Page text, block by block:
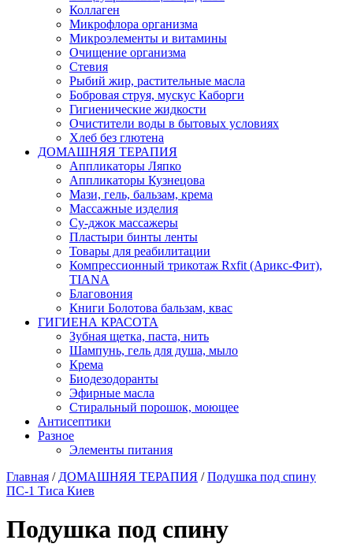
Коллаген
Микрофлора организма
Микроэлементы и витамины
Очищение организма
Стевия
Рыбий жир, растительные масла
Бобровая струя, мускус Каборги
Гигиенические жидкости
Очистители воды в бытовых условиях
Хлеб без глютена
ДОМАШНЯЯ ТЕРАПИЯ
Аппликаторы Ляпко
Аппликаторы Кузнецова
Мази, гель, бальзам, крема
Массажные изделия
Су-джок массажеры
Пластыри бинты ленты
Товары для реабилитации
Компрессионный трикотаж Rxfit (Арикс-Фит),
TIANA
Благовония
Книги Болотова бальзам, квас
ГИГИЕНА КРАСОТА
Зубная щетка, паста, нить
Шампунь, гель для душа, мыло
Крема
Биодезодоранты
Эфирные масла
Стиральный порошок, моющее
Антисептики
Разное
Элементы питания
Главная / ДОМАШНЯЯ ТЕРАПИЯ /Подушка под спину
ПС-1 Тиса Киев
Подушка под спину